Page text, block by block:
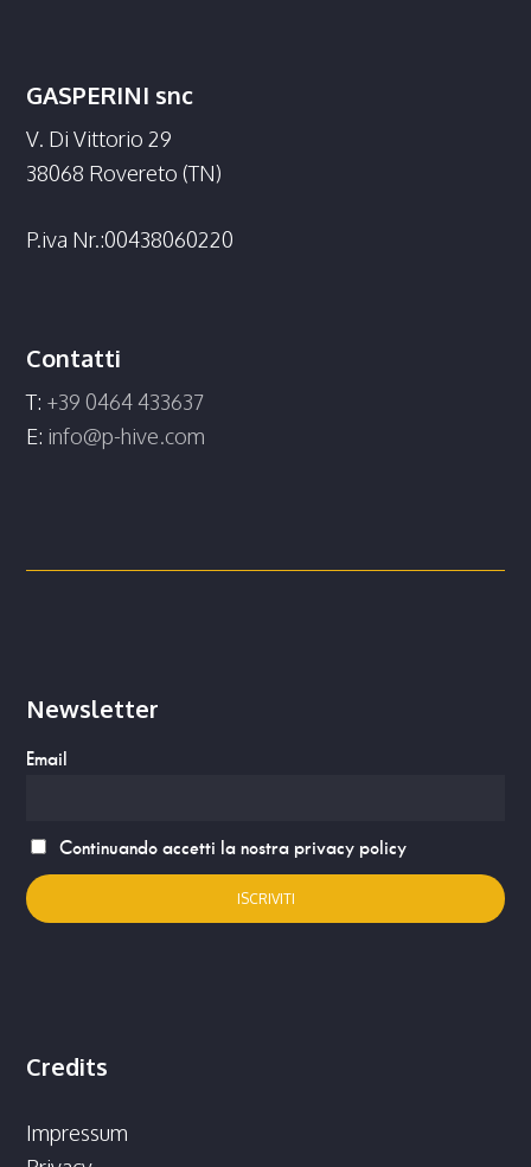
GASPERINI snc
V. Di Vittorio 29
38068 Rovereto (TN)
P.iva Nr.:00438060220
Contatti
T: +39 0464 433637
E: info@p-hive.com
Newsletter
Email
Continuando accetti la nostra privacy policy
Credits
Impressum